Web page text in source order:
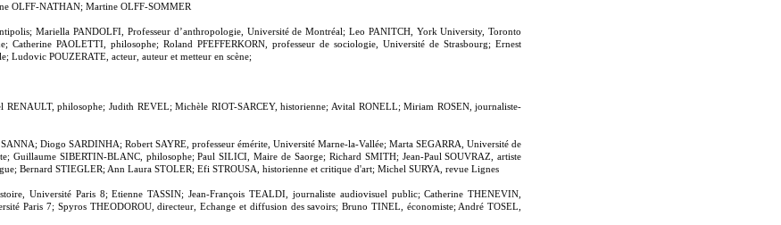
OLFF-NATHAN; Martine OLFF-SOMMER
Mariella PANDOLFI, Professeur d’anthropologie, Université de Montréal; Leo PANITCH, York University, Toronto
Catherine PAOLETTI, philosophe; Roland PFEFFERKORN, professeur de sociologie, Université de Strasbourg; Ernest
Ludovic POUZERATE, acteur, auteur et metteur en scène;
RENAULT, philosophe; Judith REVEL; Michèle RIOT-SARCEY, historienne; Avital RONELL; Miriam ROSEN, journaliste-
Diogo SARDINHA; Robert SAYRE, professeur émérite, Université Marne-la-Vallée; Marta SEGARRA, Université de
Guillaume SIBERTIN-BLANC, philosophe; Paul SILICI, Maire de Saorge; Richard SMITH; Jean-Paul SOUVRAZ, artiste
Bernard STIEGLER; Ann Laura STOLER; Efi STROUSA, historienne et critique d'art; Michel SURYA, revue Lignes
Université Paris 8; Etienne TASSIN; Jean-François TEALDI, journaliste audiovisuel public; Catherine THENEVIN,
Paris 7; Spyros THEODOROU, directeur, Echange et diffusion des savoirs; Bruno TINEL, économiste; André TOSEL,